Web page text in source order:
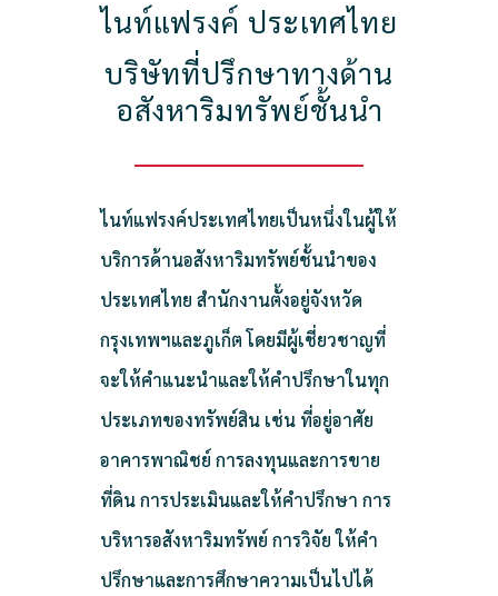
ไนท์แฟรงค์ ประเทศไทย
บริษัทที่ปรึกษาทางด้าน
อสังหาริมทรัพย์ชั้นนำ
ไนท์แฟรงค์ประเทศไทยเป็นหนึ่งในผู้ให้
บริการด้านอสังหาริมทรัพย์ชั้นนำของ
ประเทศไทย สำนักงานตั้งอยู่จังหวัด
กรุงเทพฯและภูเก็ต โดยมีผู้เชี่ยวชาญที่
จะให้คำแนะนำและให้คำปรึกษาในทุก
ประเภทของทรัพย์สิน เช่น ที่อยู่อาศัย
อาคารพาณิชย์ การลงทุนและการขาย
ที่ดิน การประเมินและให้คำปรึกษา การ
บริหารอสังหาริมทรัพย์ การวิจัย ให้คำ
ปรึกษาและการศึกษาความเป็นไปได้